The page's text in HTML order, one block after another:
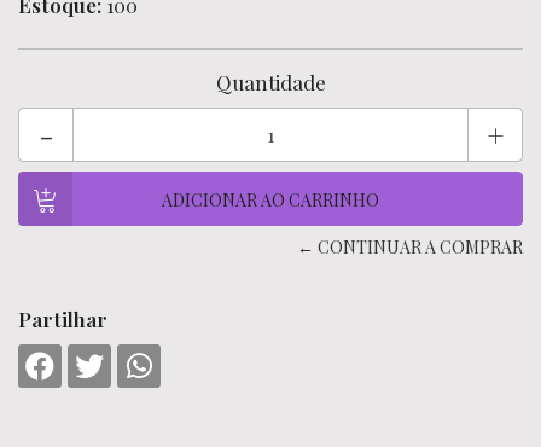
100
Quantidade
- +
← CONTINUAR A COMPRAR
Partilhar